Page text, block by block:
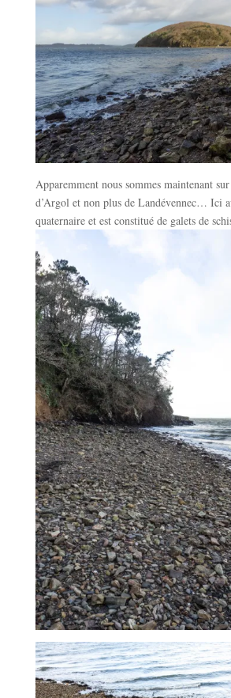
Apparemment nous sommes maintenant
d’Argol et non plus de Landévennec… Ici
quaternaire et est constitué de galets de